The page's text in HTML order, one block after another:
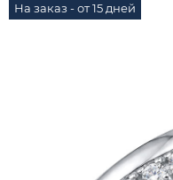
На заказ - от 15 дней